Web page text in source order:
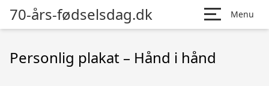
70-års-fødselsdag.dk Menu
Personlig plakat – Hånd i hånd